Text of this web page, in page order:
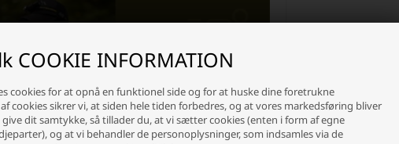
COOKIE INFORMATION
cookies for at opnå en funktionel side og for at huske dine foretrukne
cookies sikrer vi, at siden hele tiden forbedres, og at vores markedsføring bliver
dit samtykke, så tillader du, at vi sætter cookies (enten i form af egne
og at vi behandler de personoplysninger, som indsamles via de